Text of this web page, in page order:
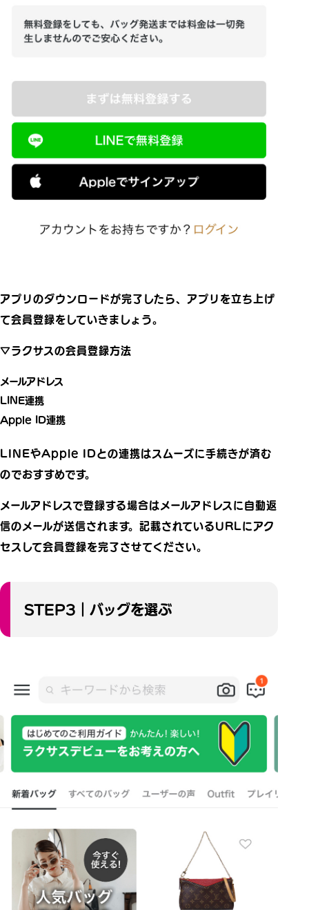
アプリのダウンロードが完了したら、アプリを立ち上げ
て会員登録をしていきましょう。
▽ラクサスの会員登録方法
メールアドレス
LINE連携
Apple ID連携
LINEやApple IDとの連携はスムーズに手続きが済む
のでおすすめです。
メールアドレスで登録する場合はメールアドレスに自動返
信のメールが送信されます。記載されているURLにアク
セスして会員登録を完了させてください。
STEP3｜バッグを選ぶ